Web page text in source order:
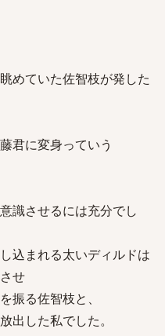
めていた佐智枝が発した
君に変身っていう
識させるには充分でし
込まれる太いディルドは
せ
振る佐智枝と、
出した私でした。